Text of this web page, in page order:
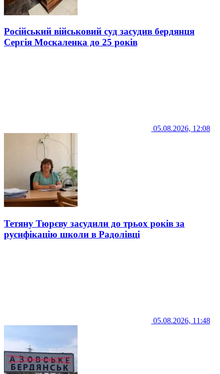
Російський військовий суд засудив бердянця
Сергія Москаленка до 25 років
05.08.2026, 12:08
Тетяну Тюрєву засудили до трьох років за
русифікацію школи в Радолівці
05.08.2026, 11:48